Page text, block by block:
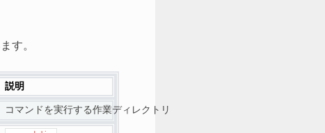
す。
説明
コマンドを実行する作業ディレクトリ